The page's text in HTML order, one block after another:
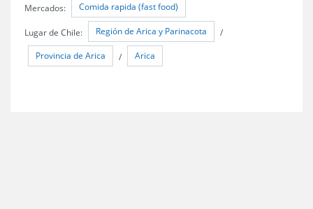
Mercados: Comida rapida (fast food)
Lugar de Chile: Región de Arica y Parinacota /
Provincia de Arica / Arica